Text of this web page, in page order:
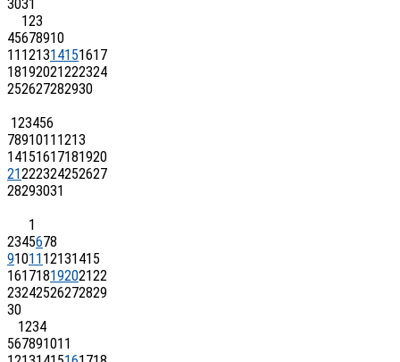
3031
123
45678910
11 121314151617
18192021222324
252627282930
123456
7891011 1213
14151617181920
21222324252627
28293031
1
2345678
91011 12131415
16171819202122
23242526272829
30
1234
567891011